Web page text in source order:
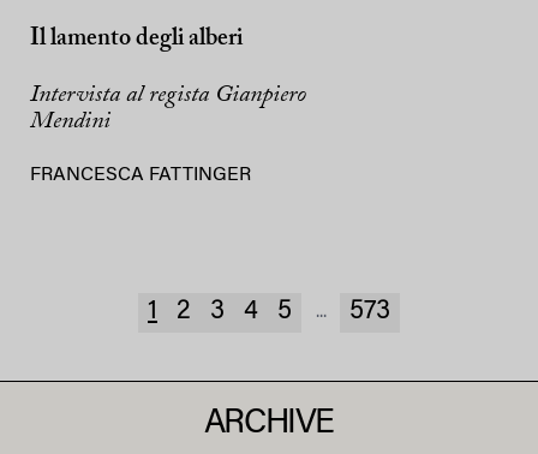
Il lamento degli alberi
Intervista al regista Gianpiero
Mendini
FRANCESCA FATTINGER
1 2 3 4 5 ... 573
ARCHIVE